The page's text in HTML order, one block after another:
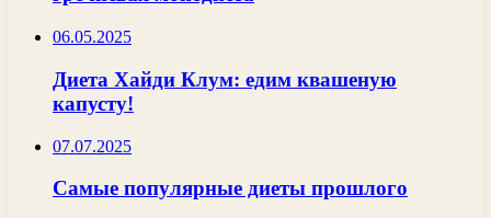
06.05.2025
Диета Хайди Клум: едим квашеную
капусту!
07.07.2025
Самые популярные диеты прошлого